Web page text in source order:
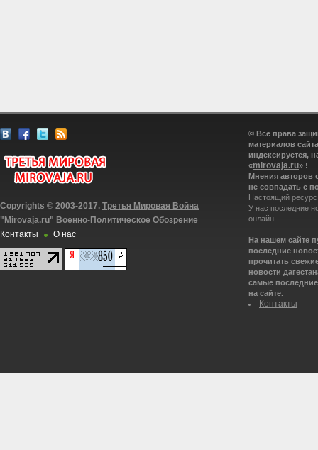
Copyrights © 2003-2017. Третья Мировая Война
"Mirovaja.ru" Военно-Политическое Обозрение
Контакты
О нас
© Все права
материалов
индексируется,
«mirovaja.ru» !
Мнения авторов
не совпадать с
Настоящий
У нас последние
онлайн.
На нашем сайте
последние
прочитать
новости
самые
на сайте.
Контакты